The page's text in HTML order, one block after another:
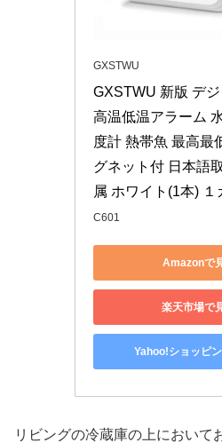
GXSTWU
GXSTWU 新版 デ
高温低温アラーム
度計 熱帯魚 最高最
グネット付 日本語
属 ホワイト(1本) １
C601
Amazonで
楽天市場で
Yahoo!ショッピ
リビングの冷蔵庫の上において